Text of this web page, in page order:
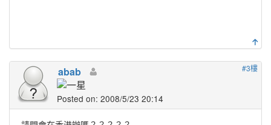
#3樓
abab
Posted on: 2008/5/23 20:14